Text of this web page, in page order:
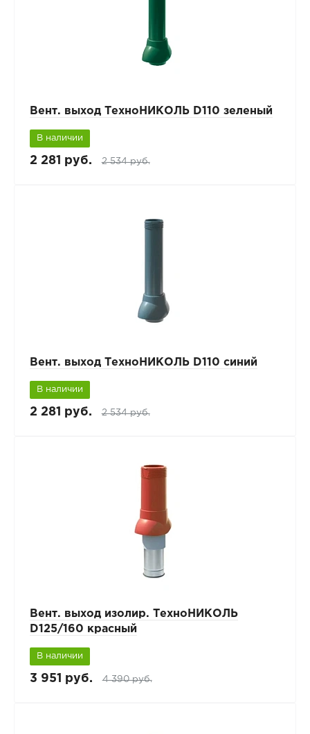
Вент. выход ТехноНИКОЛЬ D110 зеленый
В наличии
2 281 руб. 2 534 руб.
Вент. выход ТехноНИКОЛЬ D110 синий
В наличии
2 281 руб. 2 534 руб.
Вент. выход изолир. ТехноНИКОЛЬ
D125/160 красный
В наличии
3 951 руб. 4 390 руб.